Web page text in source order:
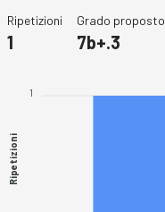
Ripetizioni
1
Grado proposto
7b+.3
1
Ripetizioni